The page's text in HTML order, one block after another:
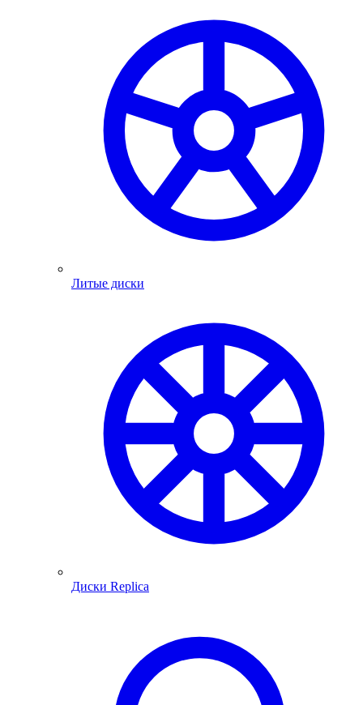
Литые диски
Диски Replica